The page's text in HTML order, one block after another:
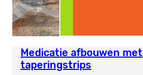
Medicatie afbouwen met
taperingstrips